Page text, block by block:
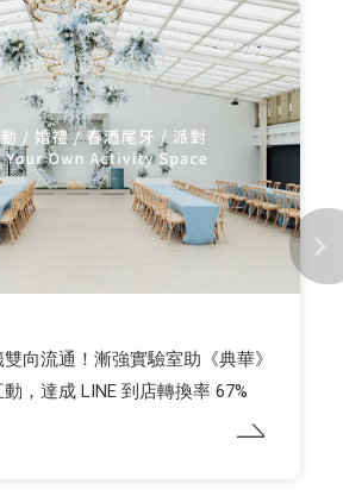
向流通！漸強實驗室助《典華》
，達成 LINE 到店轉換率 67%